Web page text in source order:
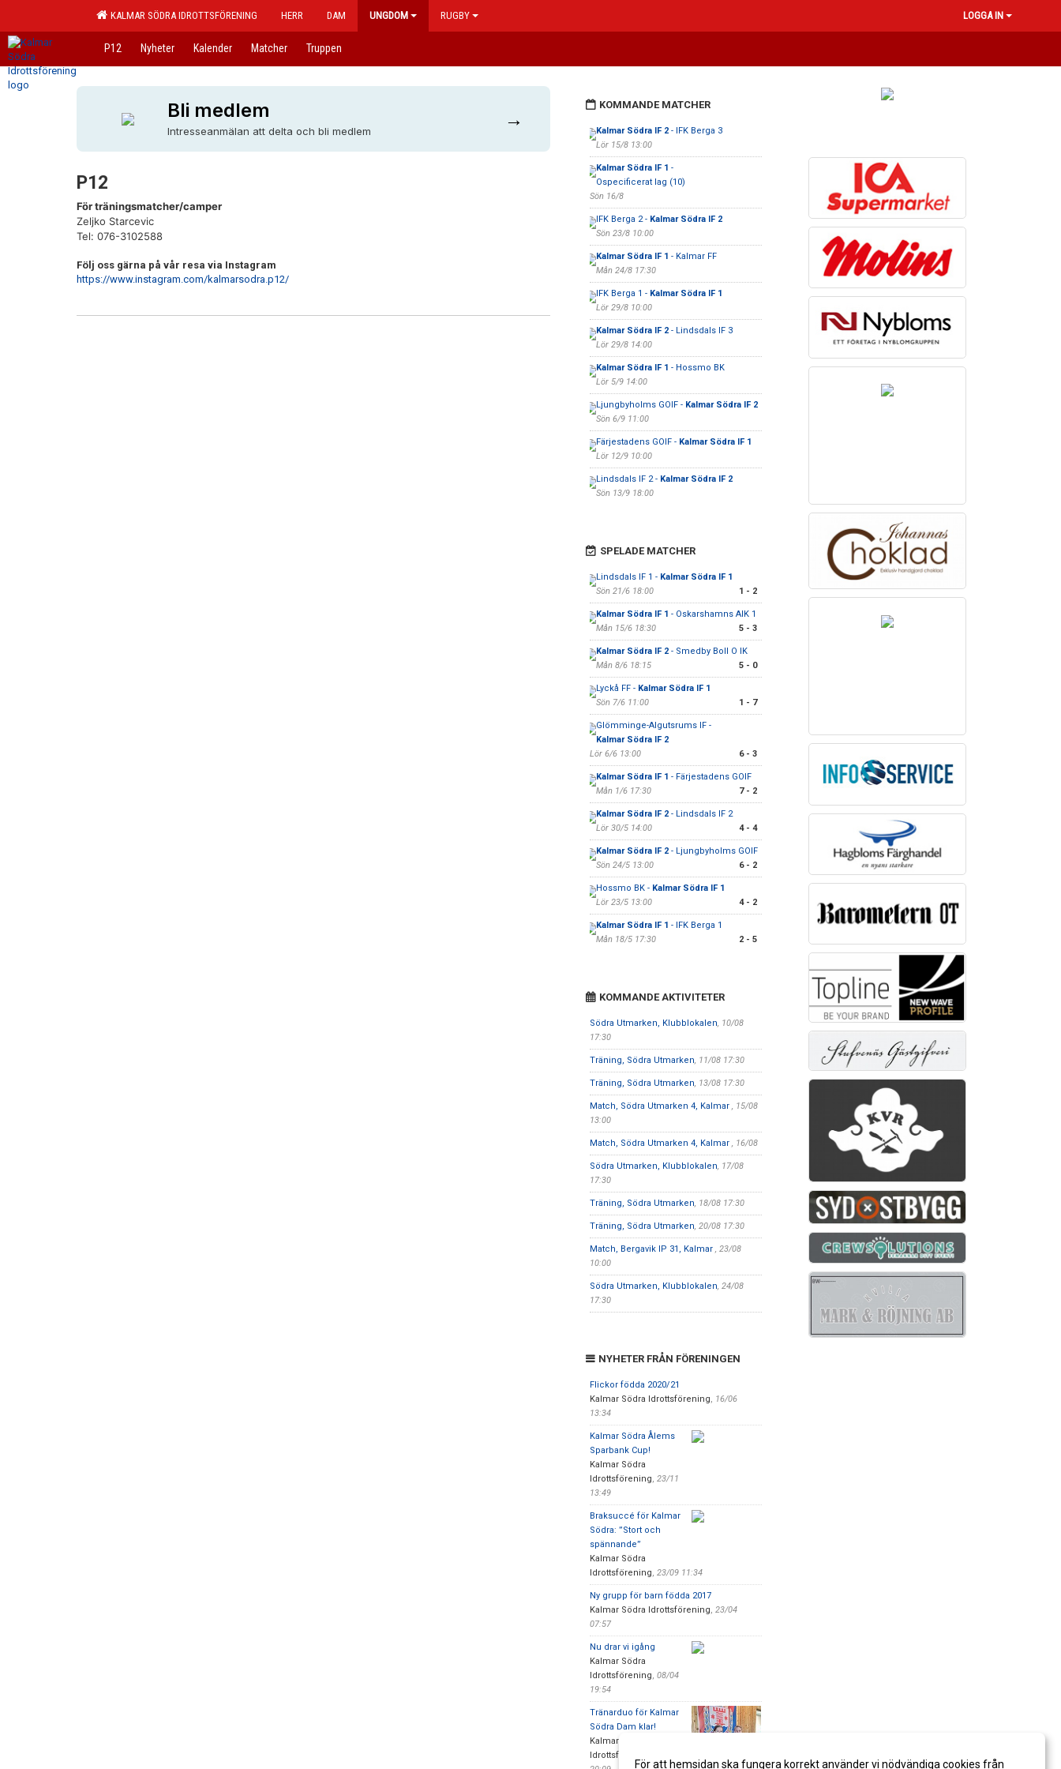
KALMAR SÖDRA IDROTTSFÖRENING HERR DAM UNGDOM RUGBY LOGGA IN
P12 Nyheter Kalender Matcher Truppen
Bli medlem
Intresseanmälan att delta och bli medlem
→
P12
För träningsmatcher/camper
Zeljko Starcevic
Tel: 076-3102588
Följ oss gärna på vår resa via Instagram
https://www.instagram.com/kalmarsodra.p12/
KOMMANDE MATCHER
Kalmar Södra IF 2- IFK Berga 3
Lör 15/8 13:00
Kalmar Södra IF 1 -
Ospecificerat lag (10)
Sön 16/8
IFK Berga 2 - Kalmar Södra IF 2
Sön 23/8 10:00
Kalmar Södra IF 1 - Kalmar FF
Mån 24/8 17:30
IFK Berga 1 - Kalmar Södra IF 1
Lör 29/8 10:00
Kalmar Södra IF 2- Lindsdals IF 3
Lör 29/8 14:00
Kalmar Södra IF 1 - Hossmo BK
Lör 5/9 14:00
Ljungbyholms GOIF - Kalmar Södra IF 2
Sön 6/9 11:00
Färjestadens GOIF - Kalmar Södra IF 1
Lör 12/9 10:00
Lindsdals IF 2 - Kalmar Södra IF 2
Sön 13/9 18:00
SPELADE MATCHER
Lindsdals IF 1 - Kalmar Södra IF 1
Sön 21/6 18:00
1 - 2
Kalmar Södra IF 1 - Oskarshamns AIK 1
Mån 15/6 18:30
5 - 3
Kalmar Södra IF 2- Smedby Boll O IK
Mån 8/6 18:15
5 - 0
Lyckå FF - Kalmar Södra IF 1
Sön 7/6 11:00
1 - 7
Glömminge-Algutsrums IF -
Kalmar Södra IF 2
Lör 6/6 13:00
6 - 3
Kalmar Södra IF 1 - Färjestadens GOIF
Mån 1/6 17:30
7 - 2
Kalmar Södra IF 2- Lindsdals IF 2
Lör 30/5 14:00
4 - 4
Kalmar Södra IF 2- Ljungbyholms GOIF
Sön 24/5 13:00
6 - 2
Hossmo BK - Kalmar Södra IF 1
Lör 23/5 13:00
4 - 2
Kalmar Södra IF 1 - IFK Berga 1
Mån 18/5 17:30
2 - 5
KOMMANDE AKTIVITETER
Södra Utmarken, Klubblokalen, 10/08
17:30
Träning, Södra Utmarken, 11/08 17:30
Träning, Södra Utmarken, 13/08 17:30
Match, Södra Utmarken 4, Kalmar , 15/08
13:00
Match, Södra Utmarken 4, Kalmar , 16/08
Södra Utmarken, Klubblokalen, 17/08
17:30
Träning, Södra Utmarken, 18/08 17:30
Träning, Södra Utmarken, 20/08 17:30
Match, Bergavik IP 31, Kalmar , 23/08
10:00
Södra Utmarken, Klubblokalen, 24/08
17:30
NYHETER FRÅN FÖRENINGEN
Flickor födda 2020/21
Kalmar Södra Idrottsförening, 16/06
13:34
Kalmar Södra Ålems
Sparbank Cup!
Kalmar Södra
Idrottsförening, 23/11
13:49
Braksuccé för Kalmar
Södra: ”Stort och
spännande”
Kalmar Södra
Idrottsförening, 23/09 11:34
Ny grupp för barn födda 2017
Kalmar Södra Idrottsförening, 23/04
07:57
Nu drar vi igång
Kalmar Södra
Idrottsförening, 08/04
19:54
Tränarduo för Kalmar
Södra Dam klar!
Kalmar Södra
Idrottsförening
För att hemsidan ska fungera korrekt använder vi nödvändiga cookies från